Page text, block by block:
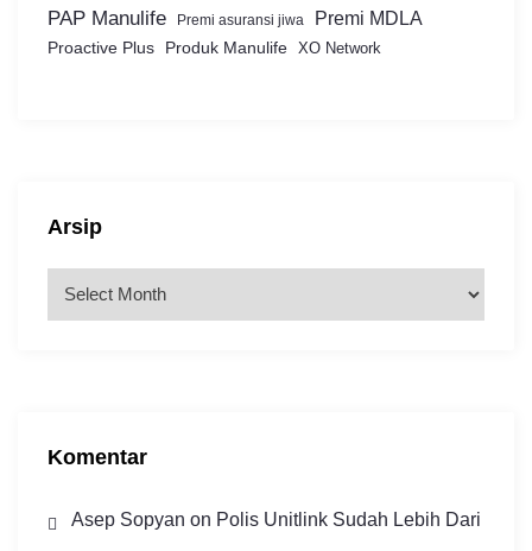
PAP Manulife Premi asuransi jiwa Premi MDLA
Proactive Plus Produk Manulife XO Network
Arsip
Komentar
Asep Sopyan on Polis Unitlink Sudah Lebih Dari